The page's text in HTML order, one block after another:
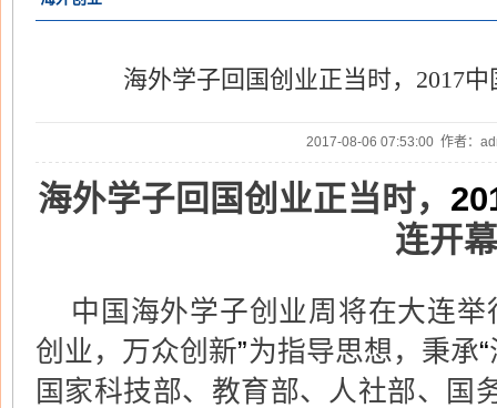
海外学子回国创业正当时，2017
2017-08-06 07:53:00 作者：
海外学子回国创业正当时，
连开幕
中国海外学子创业周将在大连举
创业，万众创新”为指导思想，秉承“
国家科技部、教育部、人社部、国